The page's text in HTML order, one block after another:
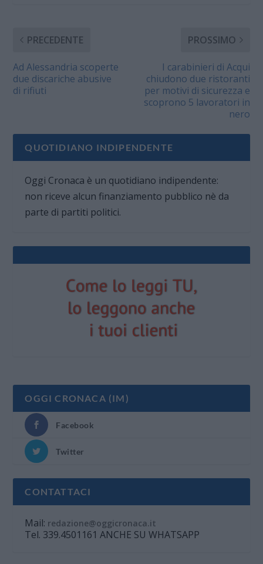
PRECEDENTE
Ad Alessandria scoperte
due discariche abusive
di rifiuti
PROSSIMO
I carabinieri di Acqui
chiudono due ristoranti
per motivi di sicurezza e
scoprono 5 lavoratori in
nero
QUOTIDIANO INDIPENDENTE
Oggi Cronaca è un quotidiano indipendente:
non riceve alcun finanziamento pubblico nè da
parte di partiti politici.
OGGI CRONACA (IM)
Facebook
Twitter
CONTATTACI
Mail: redazione@oggicronaca.it
Tel. 339.4501161 ANCHE SU WHATSAPP